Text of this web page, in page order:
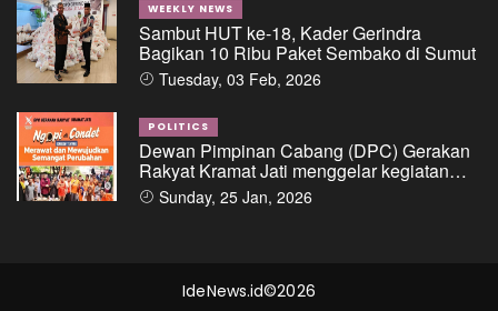
WEEKLY NEWS
Sambut HUT ke-18, Kader Gerindra
Bagikan 10 Ribu Paket Sembako di Sumut
Tuesday, 03 Feb, 2026
POLITICS
Dewan Pimpinan Cabang (DPC) Gerakan
Rakyat Kramat Jati menggelar kegiatan
“Ngopi di Condet”
Sunday, 25 Jan, 2026
IdeNews.id©2026